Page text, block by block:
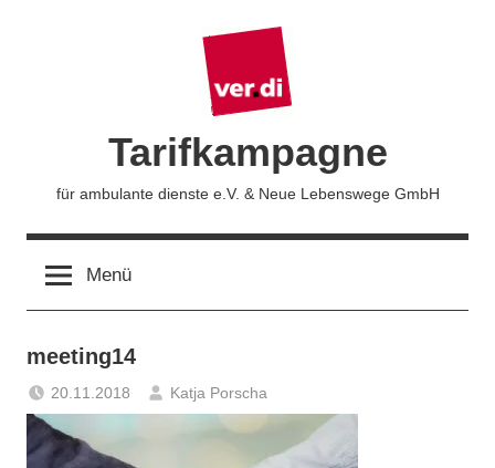
Tarifkampagne
für ambulante dienste e.V. & Neue Lebenswege GmbH
Menü
meeting14
20.11.2018 Katja Porscha